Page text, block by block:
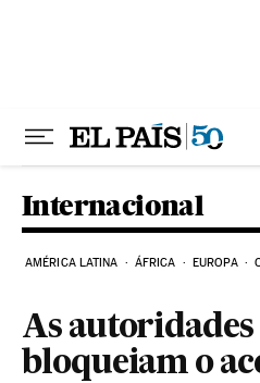
Internacional
AMÉRICA LATINA ÁFRICA EUROPA
As
bloqueiam o